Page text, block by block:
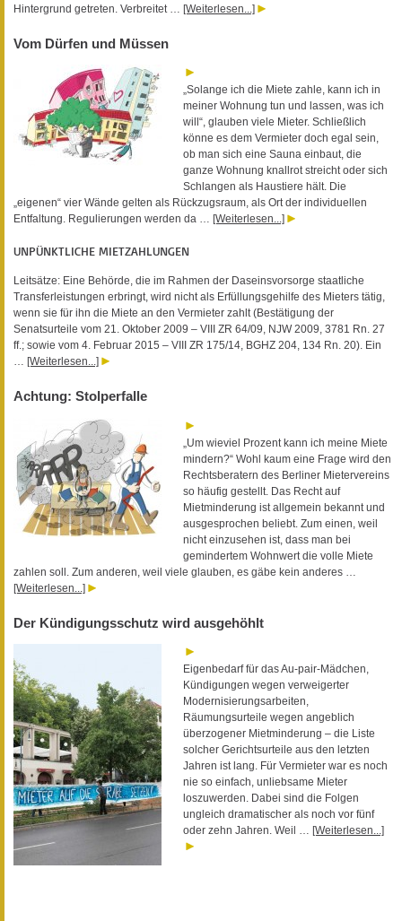
Hintergrund getreten. Verbreitet … [Weiterlesen...]
Vom Dürfen und Müssen
„Solange ich die Miete zahle, kann ich in
meiner Wohnung tun und lassen, was ich
will“, glauben viele Mieter. Schließlich
könne es dem Vermieter doch egal sein,
ob man sich eine Sauna einbaut, die
ganze Wohnung knallrot streicht oder sich
Schlangen als Haustiere hält. Die
„eigenen“ vier Wände gelten als Rückzugsraum, als Ort der individuellen
Entfaltung. Regulierungen werden da … [Weiterlesen...]
UNPÜNKTLICHE MIETZAHLUNGEN
Leitsätze: Eine Behörde, die im Rahmen der Daseinsvorsorge staatliche
Transferleistungen erbringt, wird nicht als Erfüllungsgehilfe des Mieters tätig,
wenn sie für ihn die Miete an den Vermieter zahlt (Bestätigung der
Senatsurteile vom 21. Oktober 2009 – VIII ZR 64/09, NJW 2009, 3781 Rn. 27
ff.; sowie vom 4. Februar 2015 – VIII ZR 175/14, BGHZ 204, 134 Rn. 20). Ein
… [Weiterlesen...]
Achtung: Stolperfalle
„Um wieviel Prozent kann ich meine Miete
mindern?“ Wohl kaum eine Frage wird den
Rechtsberatern des Berliner Mietervereins
so häufig gestellt. Das Recht auf
Mietminderung ist allgemein bekannt und
ausgesprochen beliebt. Zum einen, weil
nicht einzusehen ist, dass man bei
gemindertem Wohnwert die volle Miete
zahlen soll. Zum anderen, weil viele glauben, es gäbe kein anderes …
[Weiterlesen...]
Der Kündigungsschutz wird ausgehöhlt
Eigenbedarf für das Au-pair-Mädchen,
Kündigungen wegen verweigerter
Modernisierungsarbeiten,
Räumungsurteile wegen angeblich
überzogener Mietminderung – die Liste
solcher Gerichtsurteile aus den letzten
Jahren ist lang. Für Vermieter war es noch
nie so einfach, unliebsame Mieter
loszuwerden. Dabei sind die Folgen
ungleich dramatischer als noch vor fünf
oder zehn Jahren. Weil … [Weiterlesen...]